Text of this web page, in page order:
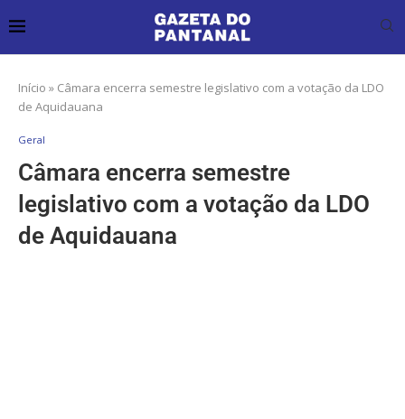
Início » Câmara encerra semestre legislativo com a votação da LDO
de Aquidauana
Geral
Câmara encerra semestre
legislativo com a votação da LDO
de Aquidauana